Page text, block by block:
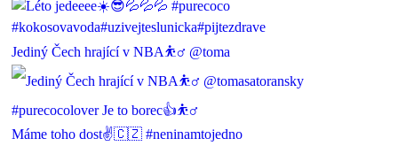
Jediný Čech hrající v NBA⛹️‍♂️ @toma
Máme toho dost✌️🇨🇿 #neninamtojedno